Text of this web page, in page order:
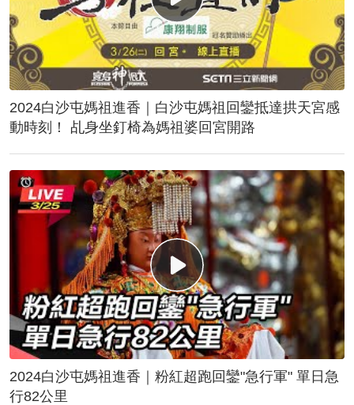
2024白沙屯媽祖進香｜白沙屯媽祖回鑾抵達拱天宮感
動時刻！ 乩身坐釘椅為媽祖婆回宮開路
2024白沙屯媽祖進香｜粉紅超跑回鑾"急行軍" 單日急
行82公里